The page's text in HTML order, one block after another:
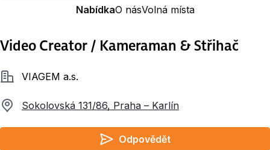
NabídkaO násVolná místa
Video Creator / Kameraman & Střihač
SpolečnostVIAGEM a.s.
Sokolovská 131/86, Praha – Karlín
Odpovědět